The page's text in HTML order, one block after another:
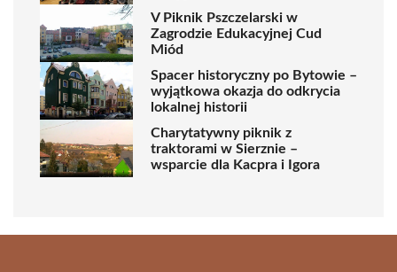
V Piknik Pszczelarski w
Zagrodzie Edukacyjnej Cud
Miód
Spacer historyczny po Bytowie –
wyjątkowa okazja do odkrycia
lokalnej historii
Charytatywny piknik z
traktorami w Sierznie –
wsparcie dla Kacpra i Igora